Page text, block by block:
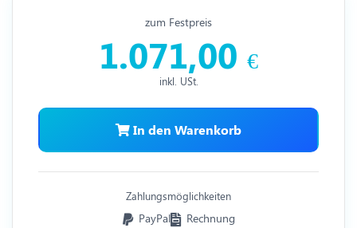
zum Festpreis
1.071,00 €
inkl. USt.
In den Warenkorb
Zahlungsmöglichkeiten
PayPal Rechnung